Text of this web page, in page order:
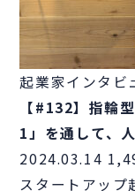
起業家インタビ
【#132】指輪
1」を通して、
2024.03.14
スタートアップ